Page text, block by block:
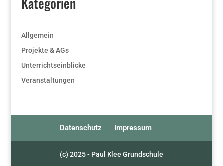
Allgemein
Projekte & AGs
Unterrichtseinblicke
Veranstaltungen
Datenschutz Impressum
(c) 2025 - Paul Klee Grundschule